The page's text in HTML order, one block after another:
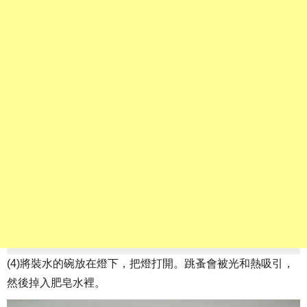
(4)將裝水的碗放在燈下，把燈打開。跳蚤會被光和熱吸引，
然後掉入肥皂水裡。